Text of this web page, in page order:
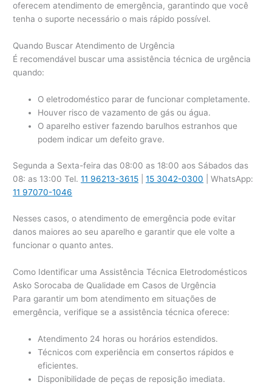
oferecem atendimento de emergência, garantindo que você
tenha o suporte necessário o mais rápido possível.
Quando Buscar Atendimento de Urgência
É recomendável buscar uma assistência técnica de urgência
quando:
O eletrodoméstico parar de funcionar completamente.
Houver risco de vazamento de gás ou água.
O aparelho estiver fazendo barulhos estranhos que
podem indicar um defeito grave.
Segunda a Sexta-feira das 08:00 as 18:00 aos Sábados das
08: as 13:00 Tel.11 96213-3615 |15 3042-0300 | WhatsApp:
11 97070-1046
Nesses casos, o atendimento de emergência pode evitar
danos maiores ao seu aparelho e garantir que ele volte a
funcionar o quanto antes.
Como Identificar uma Assistência Técnica Eletrodomésticos
Asko Sorocaba de Qualidade em Casos de Urgência
Para garantir um bom atendimento em situações de
emergência, verifique se a assistência técnica oferece:
Atendimento 24 horas ou horários estendidos.
Técnicos com experiência em consertos rápidos e
eficientes.
Disponibilidade de peças de reposição imediata.